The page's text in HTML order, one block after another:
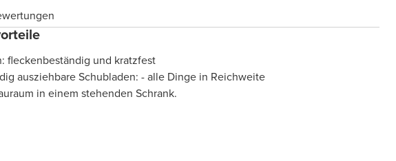
fleckenbeständig und kratzfest
ausziehbare Schubladen: - alle Dinge in Reichweite
in einem stehenden Schrank.